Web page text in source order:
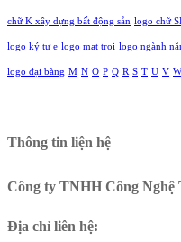
chữ K xây dựng bất động sản logo chữ
logo ký tự e logo mat troi logo ngành
logo đại bàng M N O P Q R S T U V W
Thông tin liện hệ
Công ty TNHH Công
Địa chỉ liên hệ: